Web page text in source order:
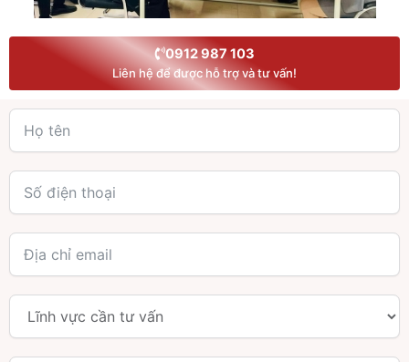
0912 987 103
Liên hệ để được hỗ trợ và tư vấn!